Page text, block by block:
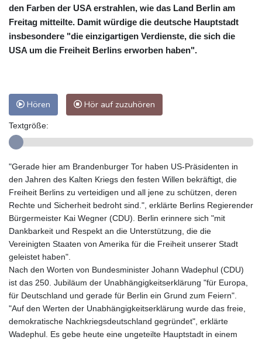
den Farben der USA erstrahlen, wie das Land Berlin am
Freitag mitteilte. Damit würdige die deutsche Hauptstadt
insbesondere "die einzigartigen Verdienste, die sich die
USA um die Freiheit Berlins erworben haben".
Hören Hör auf zuzuhören
Textgröße:
"Gerade hier am Brandenburger Tor haben US-Präsidenten in
den Jahren des Kalten Kriegs den festen Willen bekräftigt, die
Freiheit Berlins zu verteidigen und all jene zu schützen, deren
Rechte und Sicherheit bedroht sind.", erklärte Berlins Regierender
Bürgermeister Kai Wegner (CDU). Berlin erinnere sich "mit
Dankbarkeit und Respekt an die Unterstützung, die die
Vereinigten Staaten von Amerika für die Freiheit unserer Stadt
geleistet haben".
Nach den Worten von Bundesminister Johann Wadephul (CDU)
ist das 250. Jubiläum der Unabhängigkeitserklärung "für Europa,
für Deutschland und gerade für Berlin ein Grund zum Feiern".
"Auf den Werten der Unabhängigkeitserklärung wurde das freie,
demokratische Nachkriegsdeutschland gegründet", erklärte
Wadephul. Es gebe heute eine ungeteilte Hauptstadt in einem